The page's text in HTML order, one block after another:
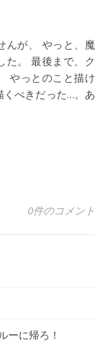
た。 最後まで、ク
やっとのこと描け
くべきだった…。あ
0件のコメント
ーに帰ろ！